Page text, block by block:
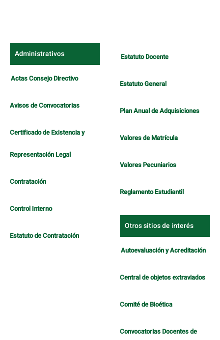
Administrativos
Actas Consejo Directivo
Avisos de Convocatorias
Certificado de Existencia y
Representación Legal
Contratación
Control Interno
Estatuto de Contratación
Estatuto Docente
Estatuto General
Plan Anual de Adquisiciones
Valores de Matrícula
Valores Pecuniarios
Reglamento Estudiantil
Otros sitios de interés
Autoevaluación y Acreditación
Central de objetos extraviados
Comité de Bioética
Convocatorias Docentes de